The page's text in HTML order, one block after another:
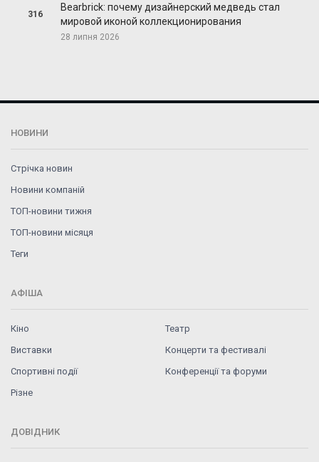
316
Bearbrick: почему дизайнерский медведь стал
мировой иконой коллекционирования
28 липня 2026
НОВИНИ
Стрічка новин
Новини компаній
ТОП-новини тижня
ТОП-новини місяця
Теги
АФІША
Кіно
Театр
Виставки
Концерти та фестивалі
Спортивні події
Конференції та форуми
Різне
ДОВІДНИК